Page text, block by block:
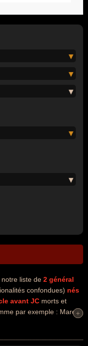
liste de 2 général
confondues) nés
avant JC morts et
par exemple : Marc
la guerre ou de
+
+